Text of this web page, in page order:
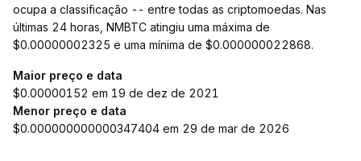
ocupa a classificação -- entre todas as criptomoedas. Nas
últimas 24 horas, NMBTC atingiu uma máxima de
$0.00000002325 e uma mínima de $0.000000022868.
Maior preço e data
$0.00000152 em 19 de dez de 2021
Menor preço e data
$0.000000000000347404 em 29 de mar de 2026